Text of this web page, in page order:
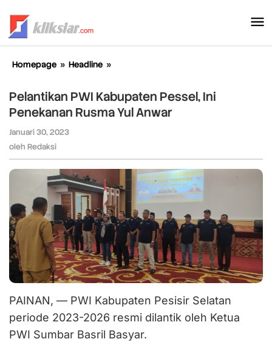
konten
Homepage » Headline »
Kabupaten
Pessel,
Ini
Anwar
Pelantikan PWI Kabupaten Pessel, Ini
Penekanan Rusma Yul Anwar
Januari 30, 2023
oleh Redaksi
PAINAN, — PWI Kabupaten Pesisir Selatan
periode 2023-2026 resmi dilantik oleh Ketua
PWI Sumbar Basril Basyar.